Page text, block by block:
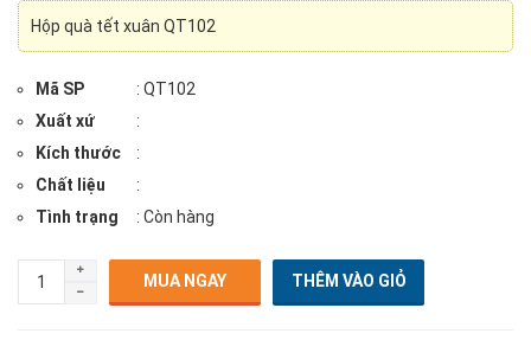
Hộp quà tết xuân QT102
Mã SP
: QT102
Xuất xứ
:
Kích thước
:
Chất liệu
:
Tình trạng
: Còn hàng
MUA NGAY